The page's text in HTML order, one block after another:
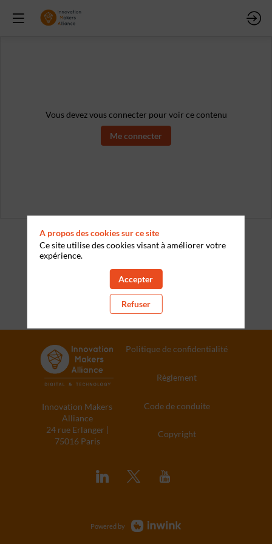
Vous devez vous connecter pour voir ce contenu
Me connecter
Innovation Makers
Alliance
24 rue Erlanger |
75016 Paris
Politique de confidentialité
Règlement
Code de conduite
Copyright
Powered by
A propos des cookies sur ce site
Ce site utilise des cookies visant à améliorer votre
expérience.
Accepter
Refuser